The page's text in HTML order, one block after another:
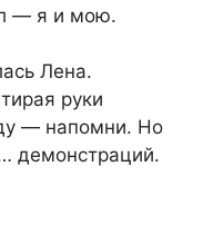
— я и мою.
Лена.
руки
— напомни. Но
демонстраций.